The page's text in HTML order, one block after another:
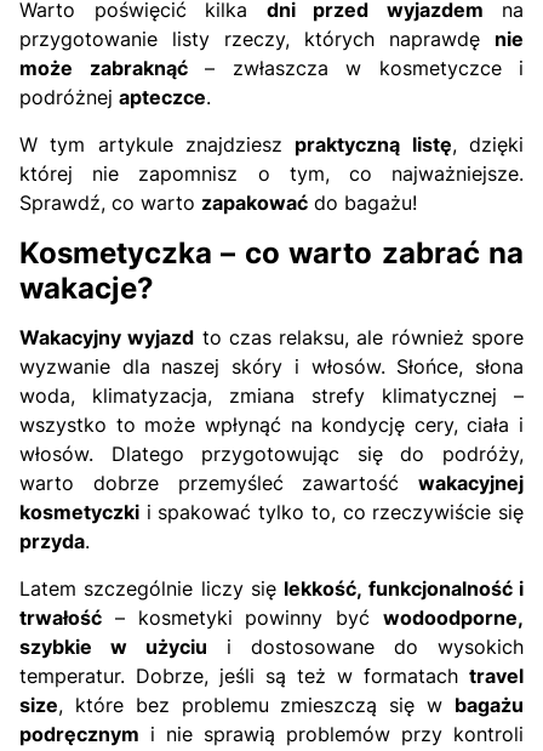
Warto poświęcić kilka dni przed wyjazdem na
przygotowanie listy rzeczy, których naprawdę nie
może zabraknąć– zwłaszcza w kosmetyczce i
podróżnej apteczce.
W tym artykule znajdziesz praktyczną listę, dzięki
której nie zapomnisz o tym, co najważniejsze.
Sprawdź, co warto zapakować do bagażu!
Kosmetyczka – co warto zabrać na
wakacje?
Wakacyjny wyjazd to czas relaksu, ale również spore
wyzwanie dla naszej skóry i włosów. Słońce, słona
woda, klimatyzacja, zmiana strefy klimatycznej –
wszystko to może wpłynąć na kondycję cery, ciała i
włosów. Dlatego przygotowując się do podróży,
warto dobrze przemyśleć zawartość wakacyjnej
kosmetyczki i spakować tylko to, co rzeczywiście się
przyda.
Latem szczególnie liczy się lekkość, funkcjonalność i
trwałość – kosmetyki powinny być wodoodporne,
szybkie w użyciu i dostosowane do wysokich
temperatur. Dobrze, jeśli są też w formatach travel
size, które bez problemu zmieszczą się w bagażu
podręcznym i nie sprawią problemów przy kontroli